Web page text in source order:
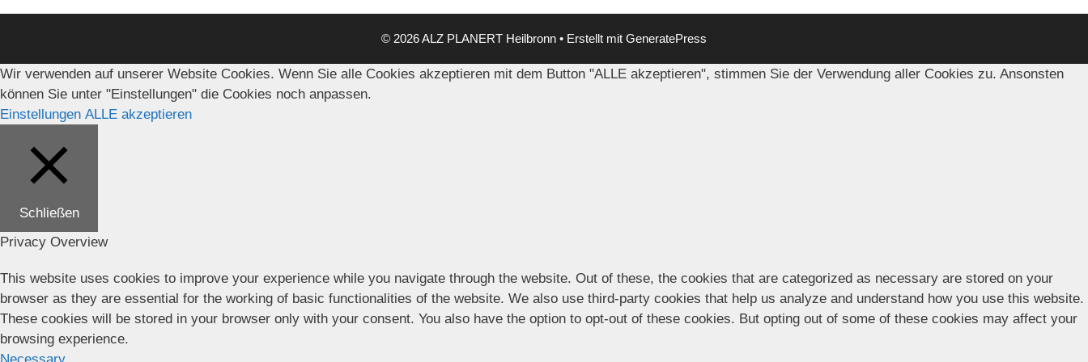
© 2026 ALZ PLANERT Heilbronn • Erstellt mit GeneratePress
Wir verwenden auf unserer Website Cookies. Wenn Sie alle Cookies akzeptieren mit dem Button "ALLE akzeptieren", stimmen Sie der Verwendung aller Cookies zu. Ansonsten
können Sie unter "Einstellungen" die Cookies noch anpassen.
Einstellungen ALLE akzeptieren
Schließen
Privacy Overview
This website uses cookies to improve your experience while you navigate through the website. Out of these, the cookies that are categorized as necessary are stored on your
browser as they are essential for the working of basic functionalities of the website. We also use third-party cookies that help us analyze and understand how you use this website.
These cookies will be stored in your browser only with your consent. You also have the option to opt-out of these cookies. But opting out of some of these cookies may affect your
browsing experience.
Necessary